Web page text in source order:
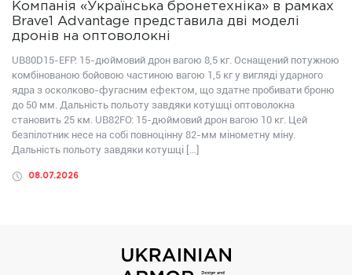
Компанія «Українська бронетехніка» в рамках
Brave1 Advantage представила дві моделі
дронів на оптоволокні
UB80D15-EFP: 15-дюймовий дрон вагою 8,5 кг. Оснащений потужною
комбінованою бойовою частиною вагою 1,5 кг у вигляді ударного
ядра з осколково-фугасним ефектом, що здатне пробивати броню
до 50 мм. Дальність польоту завдяки котушці оптоволокна
становить 25 км. UB82FО: 15-дюймовий дрон вагою 10 кг. Цей
безпілотник несе на собі повноцінну 82-мм мінометну міну.
Дальність польоту завдяки котушці […]
08.07.2026